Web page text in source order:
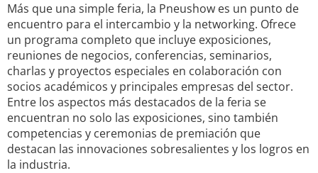
Más que una simple feria, la Pneushow es un punto de
encuentro para el intercambio y la networking. Ofrece
un programa completo que incluye exposiciones,
reuniones de negocios, conferencias, seminarios,
charlas y proyectos especiales en colaboración con
socios académicos y principales empresas del sector.
Entre los aspectos más destacados de la feria se
encuentran no solo las exposiciones, sino también
competencias y ceremonias de premiación que
destacan las innovaciones sobresalientes y los logros en
la industria.